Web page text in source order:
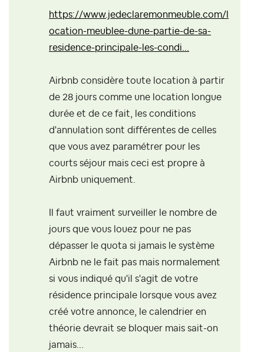
https://www.jedeclaremonmeuble.com/l
ocation-meublee-dune-partie-de-sa-
residence-principale-les-condi...
Airbnb considère toute location à partir
de 28 jours comme une location longue
durée et de ce fait, les conditions
d'annulation sont différentes de celles
que vous avez paramétrer pour les
courts séjour mais ceci est propre à
Airbnb uniquement.
Il faut vraiment surveiller le nombre de
jours que vous louez pour ne pas
dépasser le quota si jamais le système
Airbnb ne le fait pas mais normalement
si vous indiqué qu'il s'agit de votre
résidence principale lorsque vous avez
créé votre annonce, le calendrier en
théorie devrait se bloquer mais sait-on
jamais...